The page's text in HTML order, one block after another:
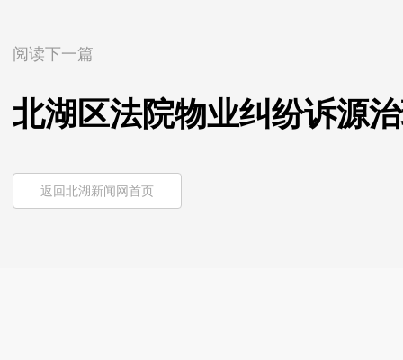
阅读下一篇
北湖区法院物业纠纷诉源
返回北湖新闻网首页